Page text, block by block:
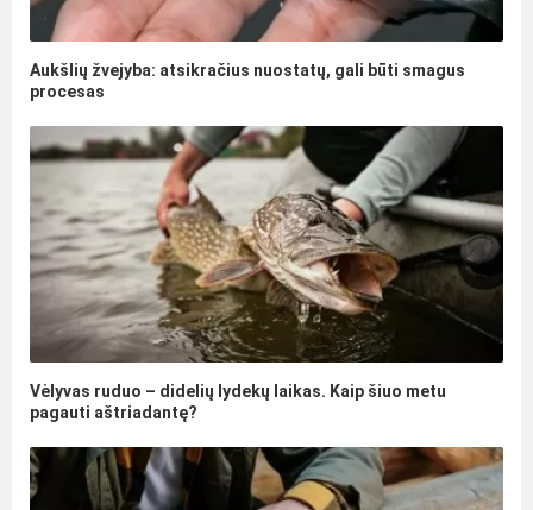
Aukšlių žvejyba: atsikračius nuostatų, gali būti smagus
procesas
Vėlyvas ruduo – didelių lydekų laikas. Kaip šiuo metu
pagauti aštriadantę?